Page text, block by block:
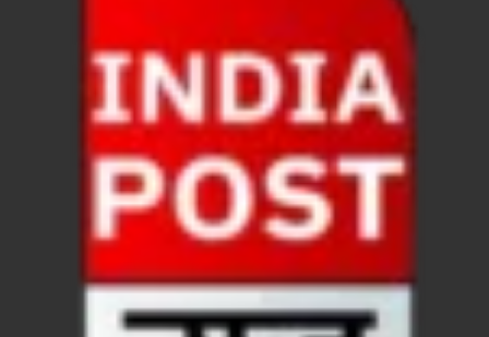
Chronic Kidney Disease: क्रोनिक किडनी डिजीज
Bihar NDA MP: बिहार एनडीए सांसदों ने बीजेपी राष्ट्रीय
VB G Ram G Bill: बिल फाड़ना लोकतंत्र की हत्या –
Former DGP Prashant Kumar: उत्तर प्रदेश शिक्षा
Indian Railway New Policy: ट्रेन में भी एयरपोर्ट जैसा
Soil To Silk Exhibition: सॉइल टू सिल्क’ की अनूठी
GST Sudhar Book: सामाजिक न्याय, आर्थिक समानता और
UP BJP State President: पंकज चौधरी बने उत्तर प्रदेश